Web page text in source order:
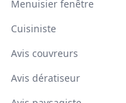
Menuisier fenêtre
Cuisiniste
Avis couvreurs
Avis dératiseur